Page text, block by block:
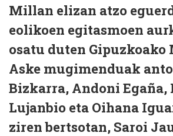
Millan elizan atzo
eolikoen egitasmoen
osatu duten Gipuzkoako
Aske mugimenduak
Bizkarra, Andoni Egaña,
Lujanbio eta Oihana
ziren bertsotan, Saroi